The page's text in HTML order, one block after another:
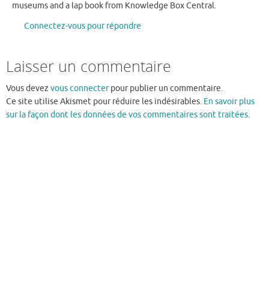
museums and a lap book from Knowledge Box Central.
Connectez-vous pour répondre
Laisser un commentaire
Vous devez vous connecterpour publier un commentaire.
Ce site utilise Akismet pour réduire les indésirables. En savoir plus
sur la façon dont les données de vos commentaires sont traitées.